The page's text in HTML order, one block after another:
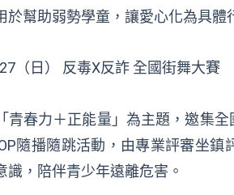
於幫助弱勢學童，讓愛心化為具體
（日） 反毒X反詐 全國街舞大賽
青春力＋正能量」為主題，邀集
隨播隨跳活動，由專業評審坐
識，陪伴青少年遠離危害。